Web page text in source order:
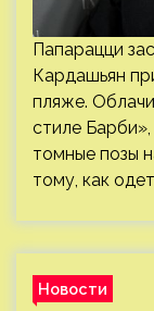
Папарацци
Кардашьян
пляже.
стиле
томные позы
тому, как
Новости